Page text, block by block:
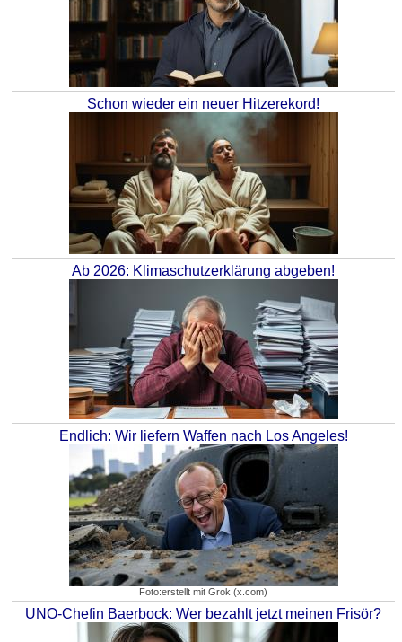
Schon wieder ein neuer Hitzerekord!
Ab 2026: Klimaschutzerklärung abgeben!
Endlich: Wir liefern Waffen nach Los Angeles!
Foto:erstellt mit Grok (x.com)
UNO-Chefin Baerbock: Wer bezahlt jetzt meinen Frisör?